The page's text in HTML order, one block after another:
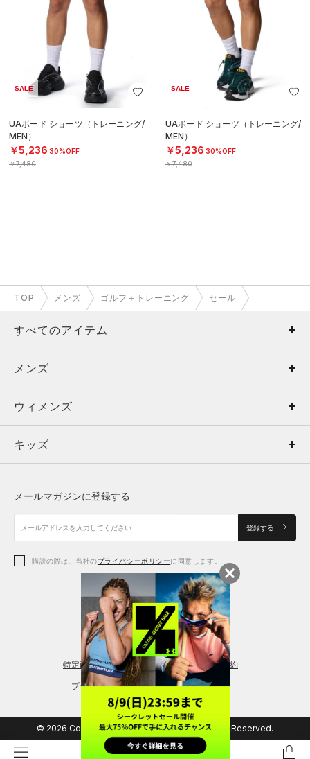
SALE
UAボード ショーツ（トレーニング/
MEN）
￥5,236 30%OFF
￥7,480
SALE
UAボード ショーツ（トレーニング/
MEN）
￥5,236 30%OFF
￥7,480
TOP メンズ ゴルフ＋トレーニング セール
すべてのアイテム
メンズ
ウィメンズ
キッズ
アクセサリー
メンズ
トップス
ボトムス
アクセサリー
ウィメンズ
トップス
シューズ
アクセサリー
レギンス＆タイツ
キッズ
シューズ
メールマガジンに登録する
登録する
購読の際は、当社のプライバシーポリシーに同意します。
特定商取引法に基づく通販の表記 会員規約
プライバシーポリシー
© 2026 Copyright DOME Corporation. All Rights Reserved.